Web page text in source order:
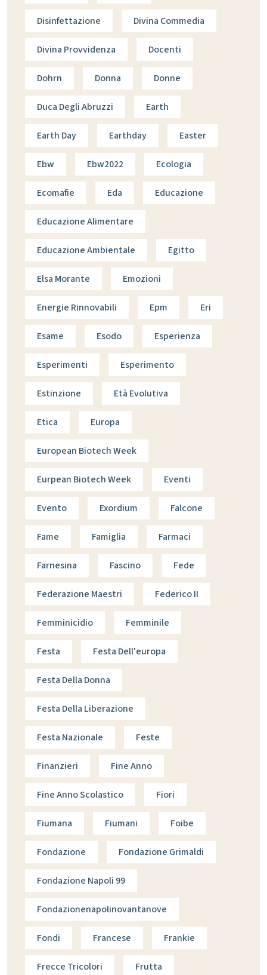
Disinfettazione Divina Commedia
Divina Provvidenza Docenti
Dohrn Donna Donne
Duca Degli Abruzzi Earth
Earth Day Earthday Easter
Ebw Ebw2022 Ecologia
Ecomafie Eda Educazione
Educazione Alimentare
Educazione Ambientale Egitto
Elsa Morante Emozioni
Energie Rinnovabili Epm Eri
Esame Esodo Esperienza
Esperimenti Esperimento
Estinzione Età Evolutiva
Etica Europa
European Biotech Week
Eurpean Biotech Week Eventi
Evento Exordium Falcone
Fame Famiglia Farmaci
Farnesina Fascino Fede
Federazione Maestri Federico II
Femminicidio Femminile
Festa Festa Dell'europa
Festa Della Donna
Festa Della Liberazione
Festa Nazionale Feste
Finanzieri Fine Anno
Fine Anno Scolastico Fiori
Fiumana Fiumani Foibe
Fondazione Fondazione Grimaldi
Fondazione Napoli 99
Fondazionenapolinovantanove
Fondi Francese Frankie
Frecce Tricolori Frutta